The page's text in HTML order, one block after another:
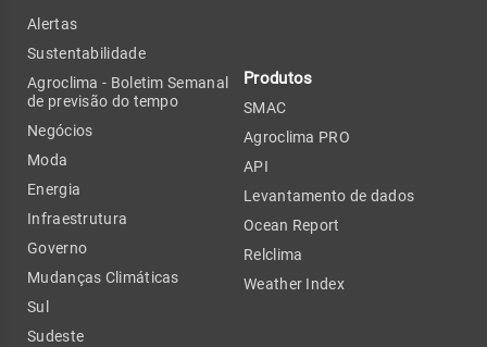
Alertas
Sustentabilidade
Agroclima - Boletim Semanal
de previsão do tempo
Negócios
Moda
Energia
Infraestrutura
Governo
Mudanças Climáticas
Sul
Sudeste
Produtos
SMAC
Agroclima PRO
API
Levantamento de dados
Ocean Report
Relclima
Weather Index